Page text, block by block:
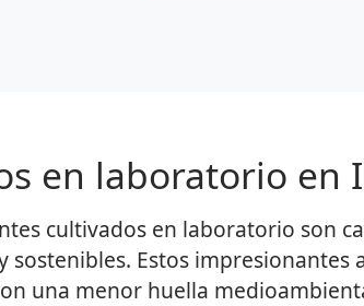
en laboratorio en
cultivados en laboratorio son
Estos impresionantes
una menor huella